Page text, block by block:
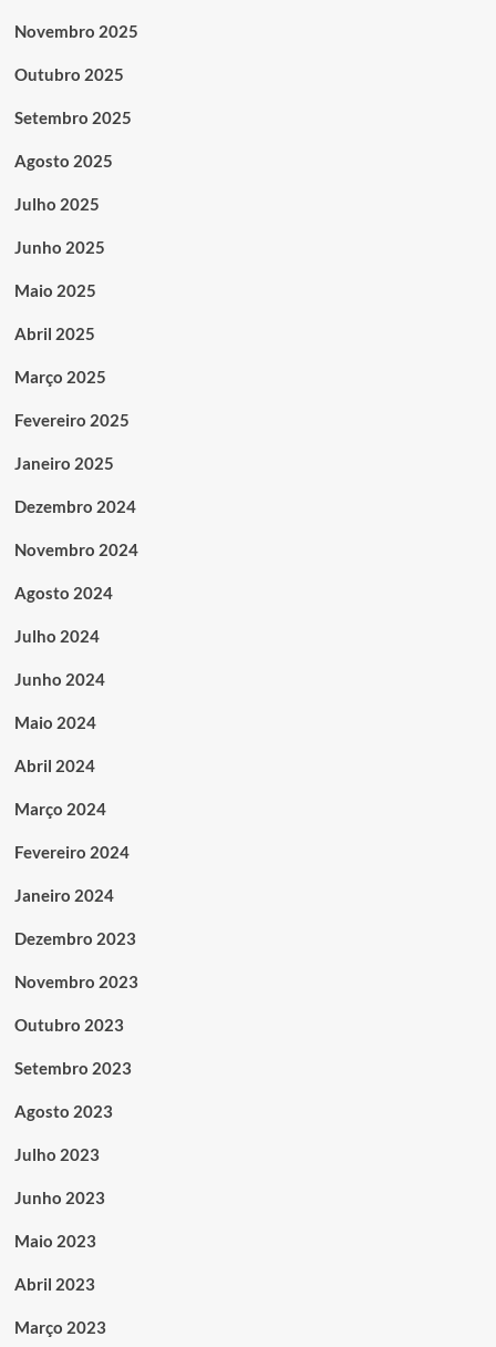
Novembro 2025
Outubro 2025
Setembro 2025
Agosto 2025
Julho 2025
Junho 2025
Maio 2025
Abril 2025
Março 2025
Fevereiro 2025
Janeiro 2025
Dezembro 2024
Novembro 2024
Agosto 2024
Julho 2024
Junho 2024
Maio 2024
Abril 2024
Março 2024
Fevereiro 2024
Janeiro 2024
Dezembro 2023
Novembro 2023
Outubro 2023
Setembro 2023
Agosto 2023
Julho 2023
Junho 2023
Maio 2023
Abril 2023
Março 2023